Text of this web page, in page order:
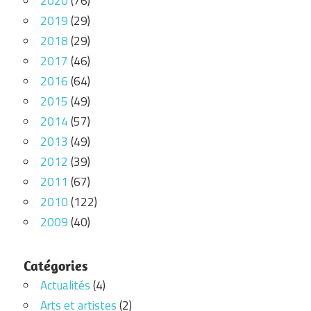
2019(29)
2018(29)
2017 (46)
2016(64)
2015 (49)
2014(57)
2013 (49)
2012 (39)
2011 (67)
2010(122)
2009(40)
Catégories
Actualités(4)
Arts et artistes(2)